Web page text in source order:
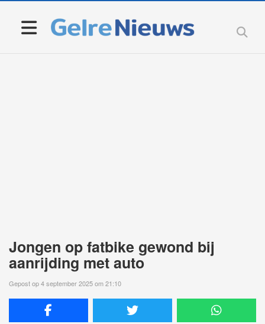
Jongen op fatbike gewond bij
aanrijding met auto
Gepost op 4 september 2025 om 21:10